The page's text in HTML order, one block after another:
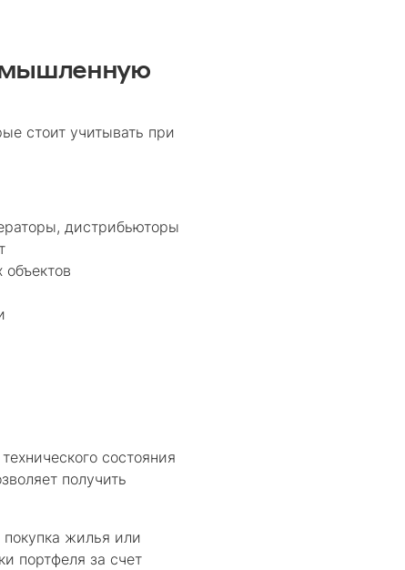
стоит учитывать при
дистрибьюторы
состояния
получить
жилья или
портфеля за счет